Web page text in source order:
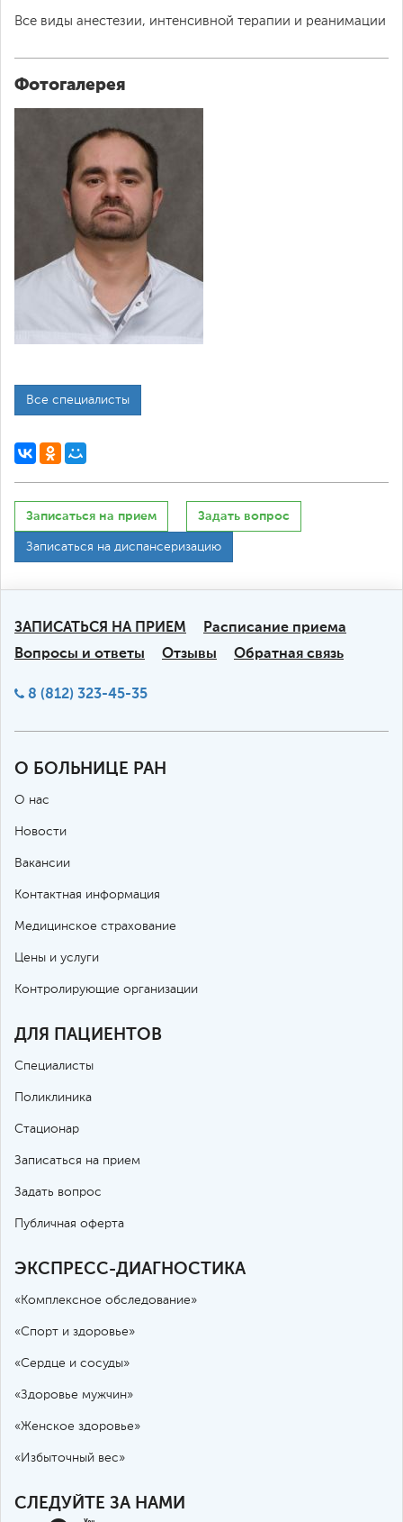
Все виды анестезии, интенсивной терапии и реанимации
Фотогалерея
Все специалисты
Записаться на прием Задать вопрос
Записаться на диспансеризацию
ЗАПИСАТЬСЯ НА ПРИЕМ
Расписание приема
Вопросы и ответы
Отзывы Обратная связь
8 (812) 323-45-35
О БОЛЬНИЦЕ РАН
О нас
Новости
Вакансии
Контактная информация
Медицинское страхование
Цены и услуги
Контролирующие организации
ДЛЯ ПАЦИЕНТОВ
Специалисты
Поликлиника
Стационар
Записаться на прием
Задать вопрос
Публичная оферта
ЭКСПРЕСС-ДИАГНОСТИКА
«Комплексное обследование»
«Спорт и здоровье»
«Сердце и сосуды»
«Здоровье мужчин»
«Женское здоровье»
«Избыточный вес»
СЛЕДУЙТЕ ЗА НАМИ